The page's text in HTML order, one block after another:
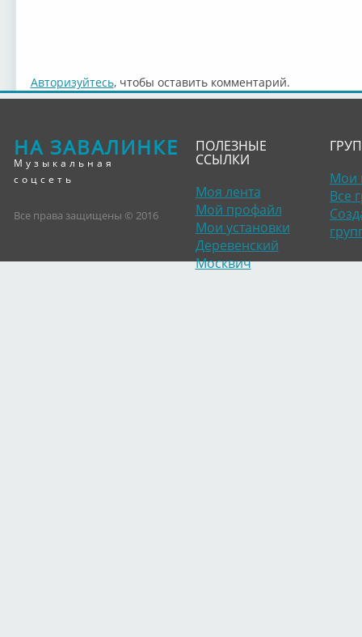
Авторизуйтесь, чтобы оставить комментарий.
НА ЗАВАЛИНКЕ
Музыкальная
соцсеть
Все права защищены © 2016
ПОЛЕЗНЫЕ
ССЫЛКИ
Моя лента
Мой профайл
Мои установки
Деревенский
Москвич
Мои
Все